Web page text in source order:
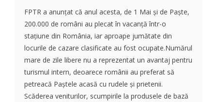
FPTR a anunțat că anul acesta, de 1 Mai și de Paște,
200.000 de români au plecat în vacanță într-o
stațiune din România, iar aproape jumătate din
locurile de cazare clasificate au fost ocupate.Numărul
mare de zile libere nu a reprezentat un avantaj pentru
turismul intern, deoarece românii au preferat să
petreacă Paștele acasă cu rudele și prietenii.
Scăderea veniturilor, scumpirile la produsele de bază